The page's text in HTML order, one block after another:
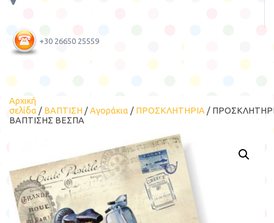
+30 26650 25559
Αρχική
σελίδα / ΒΑΠΤΙΣΗ /Αγοράκια / ΠΡΟΣΚΛΗΤΗΡΙΑ /
ΒΑΠΤΙΣΗΣ ΒΕΣΠΑ